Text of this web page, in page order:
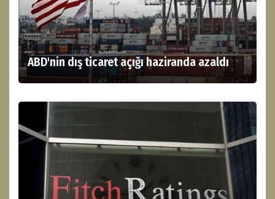
ABD'nin dış ticaret açığı haziranda azaldı